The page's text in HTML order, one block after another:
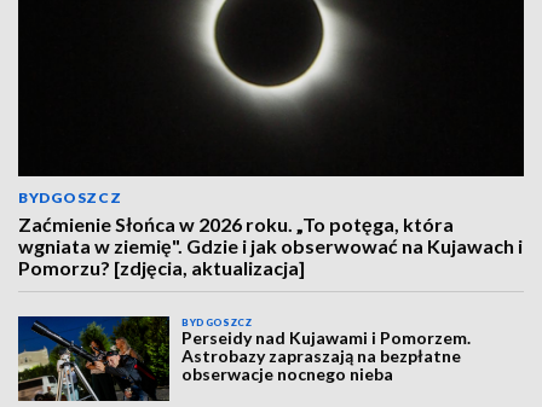
BYDGOSZCZ
Zaćmienie Słońca w 2026 roku. „To potęga, która
wgniata w ziemię". Gdzie i jak obserwować na Kujawach i
Pomorzu? [zdjęcia, aktualizacja]
BYDGOSZCZ
Perseidy nad Kujawami i Pomorzem.
Astrobazy zapraszają na bezpłatne
obserwacje nocnego nieba